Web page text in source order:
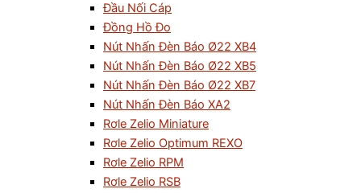
Đầu Nối Cáp
Đồng Hồ Đo
Nút Nhấn Đèn Báo Ø22 XB4
Nút Nhấn Đèn Báo Ø22 XB5
Nút Nhấn Đèn Báo Ø22 XB7
Nút Nhấn Đèn Báo XA2
Rơle Zelio Miniature
Rơle Zelio Optimum REXO
Rơle Zelio RPM
Rơle Zelio RSB